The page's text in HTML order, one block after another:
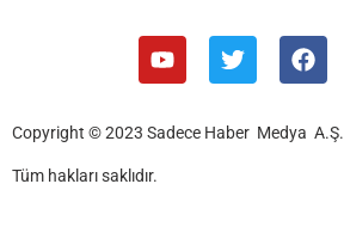
Copyright © 2023 Sadece Haber Medya A.Ş.
Tüm hakları saklıdır.